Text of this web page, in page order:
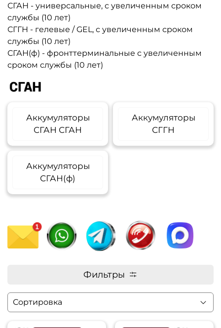
СГАН - универсальные, с увеличенным сроком
службы (10 лет)
СГГН - гелевые / GEL, с увеличенным сроком
службы (10 лет)
СГАН(ф) - фронттерминальные с увеличенным
сроком службы (10 лет)
Аккумуляторы
СГАН СГАН
Аккумуляторы
СГГН
Аккумуляторы
СГАН(ф)
Фильтры